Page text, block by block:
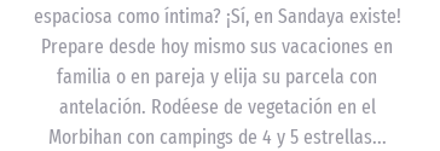
espaciosa como íntima? ¡Sí, en Sandaya existe!
Prepare desde hoy mismo sus vacaciones en
familia o en pareja y elija su parcela con
antelación. Rodéese de vegetación en el
Morbihan con campings de 4 y 5 estrellas...